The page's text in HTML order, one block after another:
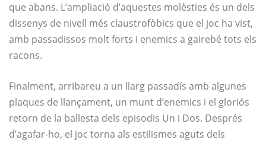
que abans. L’ampliació d’aquestes molèsties és un dels
dissenys de nivell més claustrofòbics que el joc ha vist,
amb passadissos molt forts i enemics a gairebé tots els
racons.
Finalment, arribareu a un llarg passadís amb algunes
plaques de llançament, un munt d’enemics i el gloriós
retorn de la ballesta dels episodis Un i Dos. Després
d’agafar-ho, el joc torna als estilismes aguts dels